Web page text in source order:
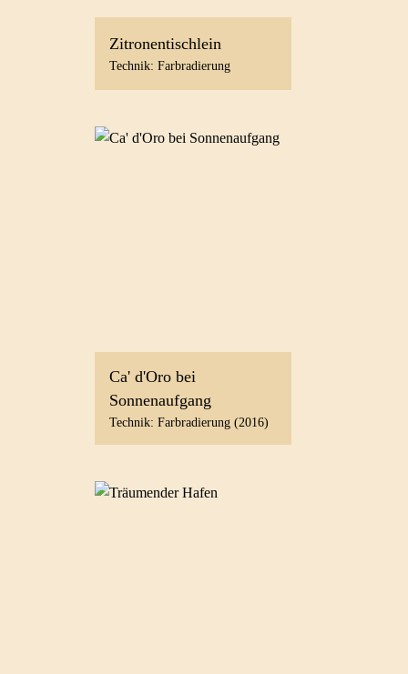
Zitronentischlein
Technik: Farbradierung
Ca' d'Oro bei
Sonnenaufgang
Technik: Farbradierung (2016)